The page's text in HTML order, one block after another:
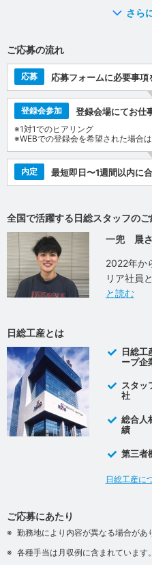
さら
ご応募の流れ
応募 応募フォームに必要事
登録会参加 登録会場にてお仕
※1対1でのヒアリング
※WEBでの登録会を希望された場合
内定 最短即日〜1週間以内に
全国で活躍する日総スタッフの
一兜 晨
2022年か
リア社員
と読む
日総工産とは
日総工
ープ企
スタッ
社
総合人
績
第三者
日総工産に
ご応募にあたり
勤務地により内容が異なる場合があ
各種手当は月収例に含まれています。